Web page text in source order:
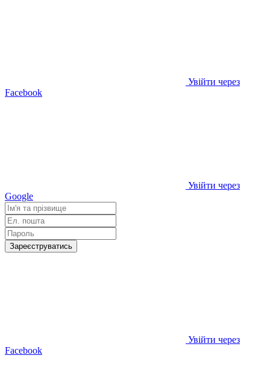
Увійти через
Facebook
Увійти через
Google
Зареєструватись
Увійти через
Facebook